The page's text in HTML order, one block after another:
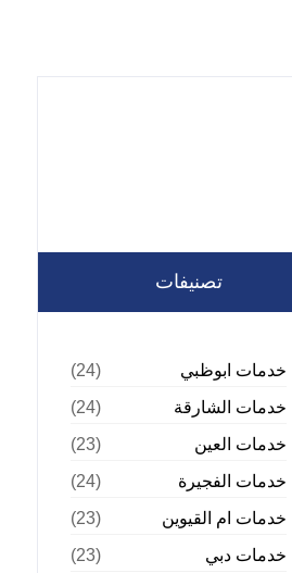
تصنيفات
خدمات ابوظبي
(24)
خدمات الشارقة
(24)
خدمات العين
(23)
خدمات الفجيرة
(24)
خدمات ام القيوين
(23)
خدمات دبي
(23)